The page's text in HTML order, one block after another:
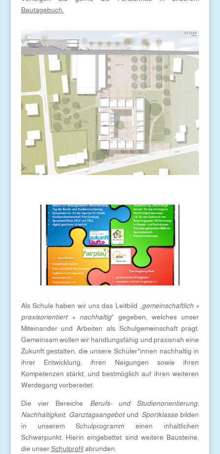
Bautagebuch.
Als Schule haben wir uns das Leitbild „ gemeinschaftlich +
praxisorientiert + nachhaltig“ gegeben, welches unser
Miteinander und Arbeiten als Schulgemeinschaft prägt.
Gemeinsam wollen wir handlungsfähig und praxisnah eine
Zukunft gestalten, die unsere Schüler*innen nachhaltig in
ihrer Entwicklung, ihren Neigungen sowie ihren
Kompetenzen stärkt, und bestmöglich auf ihren weiteren
Werdegang vorbereitet.
Die vier Bereiche Berufs- und Studienorientierung,
Nachhaltigkeit, Ganztagsangebotund Sportklassebilden
in unserem Schulprogramm einen inhaltlichen
Schwerpunkt. Hierin eingebettet sind weitere Bausteine,
die unserSchulprofil abrunden.